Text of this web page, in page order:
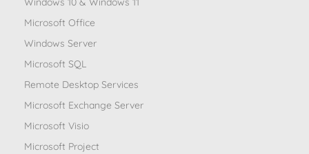
Microsoft Office
Windows Server
Microsoft SQL
Remote Desktop Services
Microsoft Exchange Server
Microsoft Visio
Microsoft Project